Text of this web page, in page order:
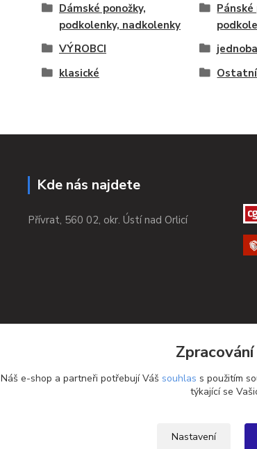
Dámské ponožky,
podkolenky, nadkolenky
Pánské
VÝROBCI
klasické
Ostatní
Kde nás najdete
Přívrat, 560 02, okr. Ústí nad Orlicí
Náš e-shop a partneři potřebují Váš souhlas s použitím
týkající se
Nastavení